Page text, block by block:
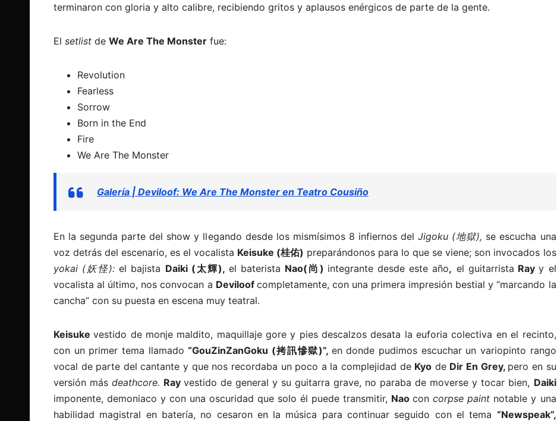
terminaron con gloria y alto calibre, recibiendo gritos y aplausos enérgicos de parte de la gente.
El setlist de We Are The Monster fue:
Revolution
Fearless
Sorrow
Born in the End
Fire
We Are The Monster
Galería | Deviloof: We Are The Monster en Teatro Cousiño
En la segunda parte del show y llegando desde los mismísimos 8 infiernos del Jigoku (地獄), se escucha una
voz detrás del escenario, es el vocalista Keisuke (桂佑) preparándonos para lo que se viene; son invocados los
yokai (妖怪):el bajista Daiki (太輝), el baterista Nao(尚) integrante desde este año, el guitarrista Rayy el
vocalista al último, nos convocan a Deviloof completamente, con una primera impresión bestial y “marcando la
cancha” con su puesta en escena muy teatral.
Keisukevestido de monje maldito, maquillaje gore y pies descalzos desata la euforia colectiva en el recinto,
con un primer tema llamado“GouZinZanGoku (拷訊慘獄)”, en donde pudimos escuchar un variopinto rango
vocal de parte del cantante y que nos recordaba un poco a la complejidad de Kyo de Dir En Grey, pero en su
versión másdeathcore. Rayvestido de general y su guitarra grave, no paraba de moverse y tocar bien, Daiki
imponente, demoniaco y con una oscuridad que solo él puede transmitir, Naoconcorpse paint notable y una
habilidad magistral en batería, no cesaron en la música para continuar seguido con el tema “Newspeak”,